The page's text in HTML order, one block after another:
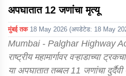
अपघातात 12 जणांचा मृत्यू
मुंबई तक 18 May 2026 (अपडेटेड: 18 May
Mumbai - Palghar Highway
राष्ट्रीय महामार्गावर वऱ्हाडाच्या
या अपघातात तब्बल 11 जणांचा दुर्दैवी